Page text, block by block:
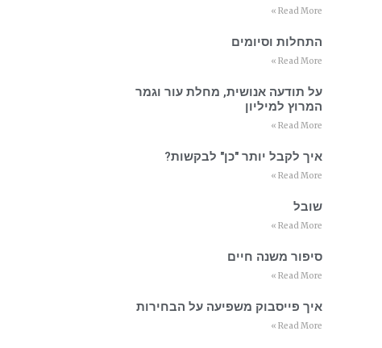
Read More »
התחלות וסיומים
Read More »
על תודעה אנושית, מחלת עור וגמר
המרוץ למיליון
Read More »
איך לקבל יותר "כן" לבקשות?
Read More »
שובל
Read More »
סיפור משנה חיים
Read More »
איך פייסבוק משפיעה על הבחירות
Read More »